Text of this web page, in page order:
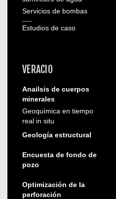
Servicios de bombas
Estudios de caso
VERACIO
Anailsis de cuerpos
minerales
Geoquímica en tiempo
real in situ
Geología estructural
Encuesta de fondo de
pozo
Optimización de la
perforación